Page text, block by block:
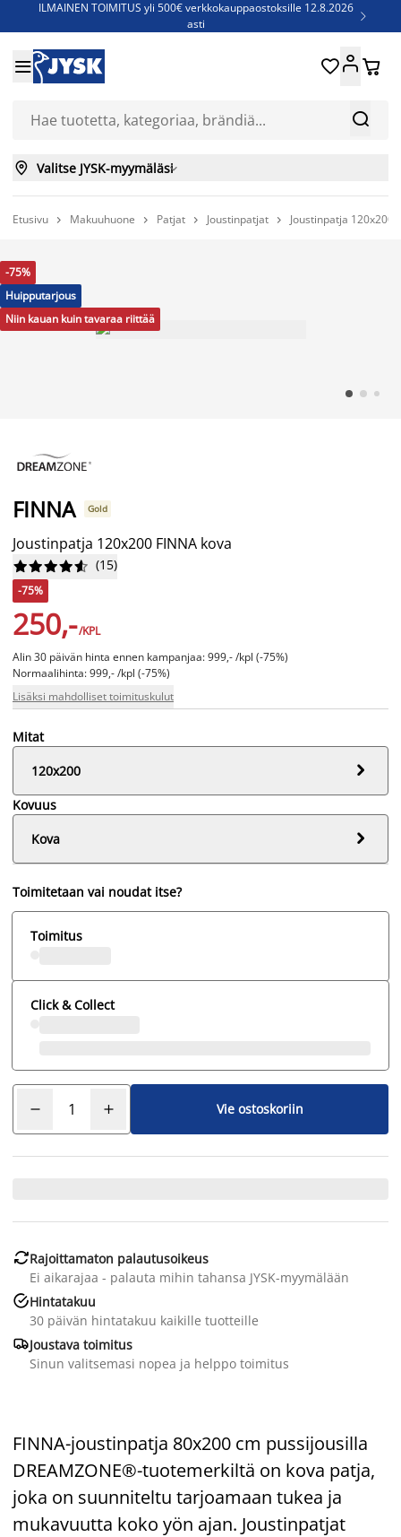
ILMAINEN TOIMITUS yli 500€ verkkokauppaostoksille 12.8.2026
asti

Jenkkisänkyjä - Säästä jopa 60%


 
 Valitse JYSK-myymäläsi
Etusivu  Makuuhuone  Patjat  Joustinpatjat  Joustinpatja 120x200
-75%
Huipputarjous
Niin kauan kuin tavaraa riittää
FINNA Gold
Joustinpatja 120x200 FINNA kova





 (15)
-75%
250,-/KPL
Alin 30 päivän hinta ennen kampanjaa: 999,- /kpl (-75%)
Normaalihinta: 999,- /kpl (-75%)
Lisäksi mahdolliset toimituskulut
Mitat
120x200

Kovuus
Kova

Toimitetaan vai noudat itse?
Toimitus
Click & Collect
Vie ostoskoriin
Rajoittamaton palautusoikeus
Ei aikarajaa - palauta mihin tahansa JYSK-myymälään
Hintatakuu
30 päivän hintatakuu kaikille tuotteille
Joustava toimitus
Sinun valitsemasi nopea ja helppo toimitus
FINNA-joustinpatja 80x200 cm pussijousilla
DREAMZONE®-tuotemerkiltä on kova patja,
joka on suunniteltu tarjoamaan tukea ja
mukavuutta koko yön ajan. Joustinpatjat